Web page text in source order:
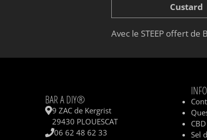
Custard
Avec le STEEP offert de
BAR A DIY®
9 ZAC de Kergrist
29430 PLOUESCAT
06 62 48 62 33
CBD
Sel